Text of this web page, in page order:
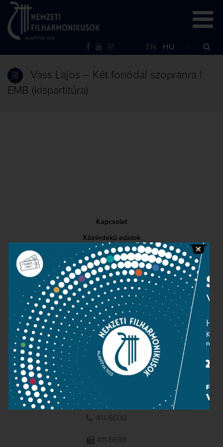
EN HU
Vass Lajos – Két fonódal szopránra |
EMB (kispartitúra)
Kapcsolat
Közérdekű adatok
Sajtószoba
Adatvédelem
Impresszum
NEMZETI
FILHARMONIKUSOK
1095 Budapest, Komor Marcell u. 1. (Müpa)
411-6600
411-6699